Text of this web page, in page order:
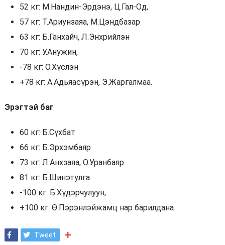
52 кг: М.Нандин-Эрдэнэ, Ц.Гал-Од,
57 кг: Т.Ариунзаяа, М.Цэндбазар
63 кг: Б.Ганхайч, Л.Энхрийлэн
70 кг: У.Анужин,
-78 кг: О.Хүслэн
+78 кг: А.Адьяасүрэн, Э.Жаргалмаа.
Эрэгтэй баг
60 кг: Б.Сүхбат
66 кг: Б.Эрхэмбаяр
73 кг: Л.Анхзаяа, О.Уранбаяр
81 кг: Б.Шинэтулга
-100 кг: Б.Хүдэрчулуун,
+100 кг: Ө.Пэрэнлэйжамц нар барилдана.
Tweet